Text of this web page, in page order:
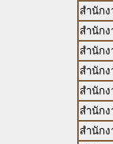
สำนัก
สำนัก
สำนัก
สำนัก
สำนัก
สำนัก
สำนัก